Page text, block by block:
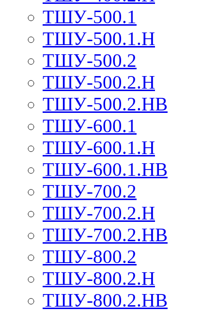
ТШУ-500.1
ТШУ-500.1.Н
ТШУ-500.2
ТШУ-500.2.Н
ТШУ-500.2.НВ
ТШУ-600.1
ТШУ-600.1.Н
ТШУ-600.1.НВ
ТШУ-700.2
ТШУ-700.2.Н
ТШУ-700.2.НВ
ТШУ-800.2
ТШУ-800.2.Н
ТШУ-800.2.НВ